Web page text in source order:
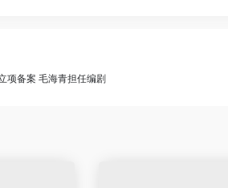
项备案 毛海青担任编剧